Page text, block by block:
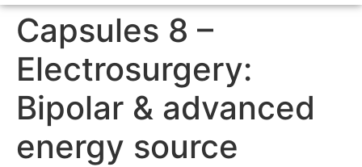
Capsules 8 –
Electrosurgery:
Bipolar & advanced
energy source